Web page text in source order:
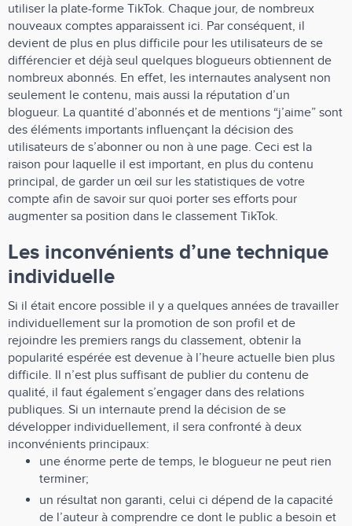
utiliser la plate-forme TikTok. Chaque jour, de nombreux
nouveaux comptes apparaissent ici. Par conséquent, il
devient de plus en plus difficile pour les utilisateurs de se
différencier et déjà seul quelques blogueurs obtiennent de
nombreux abonnés. En effet, les internautes analysent non
seulement le contenu, mais aussi la réputation d’un
blogueur. La quantité d’abonnés et de mentions “j’aime” sont
des éléments importants influençant la décision des
utilisateurs de s’abonner ou non à une page. Ceci est la
raison pour laquelle il est important, en plus du contenu
principal, de garder un œil sur les statistiques de votre
compte afin de savoir sur quoi porter ses efforts pour
augmenter sa position dans le classement TikTok.
Les inconvénients d’une technique
individuelle
Si il était encore possible il y a quelques années de travailler
individuellement sur la promotion de son profil et de
rejoindre les premiers rangs du classement, obtenir la
popularité espérée est devenue à l’heure actuelle bien plus
difficile. Il n’est plus suffisant de publier du contenu de
qualité, il faut également s’engager dans des relations
publiques. Si un internaute prend la décision de se
développer individuellement, il sera confronté à deux
inconvénients principaux:
une énorme perte de temps, le blogueur ne peut rien
terminer;
un résultat non garanti, celui ci dépend de la capacité
de l’auteur à comprendre ce dont le public a besoin et